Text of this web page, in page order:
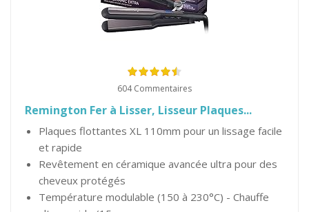
604 Commentaires
Remington Fer à Lisser, Lisseur Plaques...
Plaques flottantes XL 110mm pour un lissage facile
et rapide
Revêtement en céramique avancée ultra pour des
cheveux protégés
Température modulable (150 à 230°C) - Chauffe